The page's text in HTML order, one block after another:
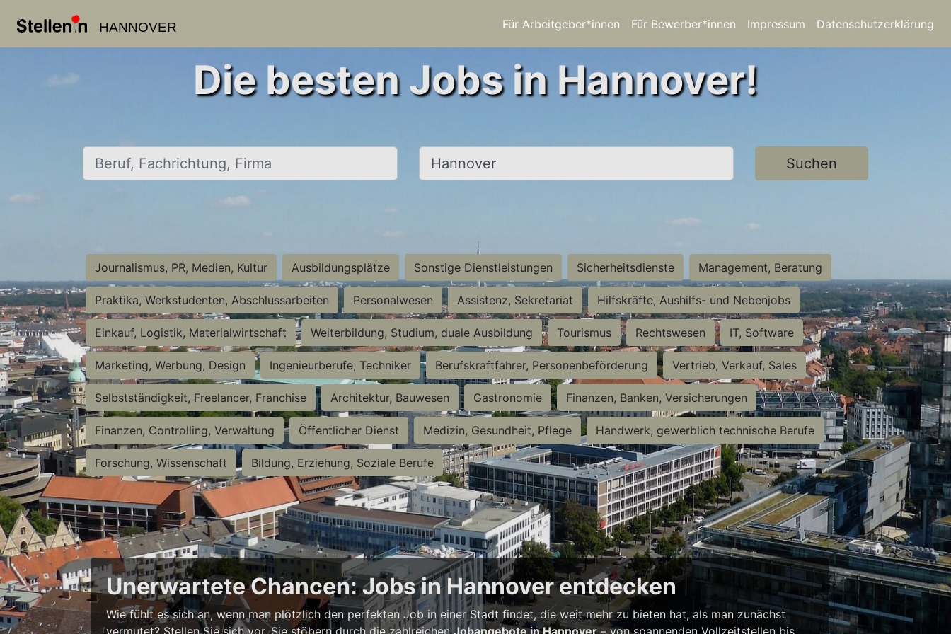
HANNOVER Für Arbeitgeber*innen Für Bewerber*innen Impressum Datenschutzerklärung
Die besten Jobs in Hannover!
Beruf, Fachrichtung, Firma Ort, Stadt Suchen
Journalismus, PR, Medien, Kultur Ausbildungsplätze Sonstige Dienstleistungen Sicherheitsdienste Management, Beratung
Praktika, Werkstudenten, Abschlussarbeiten Personalwesen Assistenz, Sekretariat Hilfskräfte, Aushilfs- und Nebenjobs
Einkauf, Logistik, Materialwirtschaft Weiterbildung, Studium, duale Ausbildung Tourismus Rechtswesen IT, Software
Marketing, Werbung, Design Ingenieurberufe, Techniker Berufskraftfahrer, Personenbeförderung Vertrieb, Verkauf, Sales
Selbstständigkeit, Freelancer, Franchise Architektur, Bauwesen Gastronomie Finanzen, Banken, Versicherungen
Finanzen, Controlling, Verwaltung Öffentlicher Dienst Medizin, Gesundheit, Pflege Handwerk, gewerblich technische Berufe
Forschung, Wissenschaft Bildung, Erziehung, Soziale Berufe
Unerwartete Chancen: Jobs in Hannover entdecken
Wie fühlt es sich an, wenn man plötzlich den perfekten Job in einer Stadt findet, die weit mehr zu bieten hat, als man zunächst